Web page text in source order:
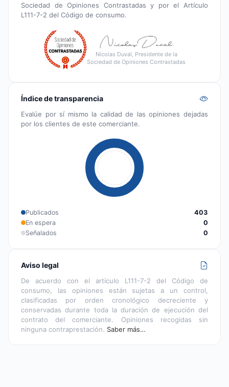
Sociedad de Opiniones Contrastadas y por el Artículo
L111-7-2 del Código de consumo.
Nicolas Duval, Presidente de la
Sociedad de Opiniones Contrastadas
Índice de transparencia
Evalúe por sí mismo la calidad de las opiniones dejadas
por los clientes de este comerciante.
Publicados
403
En espera
0
Señalados
0
Aviso legal
De acuerdo con el artículo L111-7-2 del Código de
consumo, las opiniones están sujetas a un control,
clasificadas por orden cronológico decreciente y
conservadas durante toda la duración de ejecución del
contrato del comerciante. Opiniones recogidas sin
ninguna contraprestación. Saber más…